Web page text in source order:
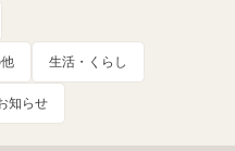
生活・くらし
知らせ